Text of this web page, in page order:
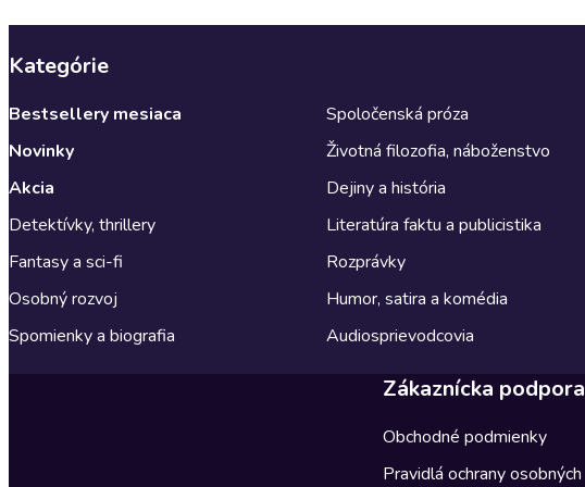
Kategórie
Bestsellery mesiaca
Novinky
Akcia
Detektívky, thrillery
Fantasy a sci-fi
Osobný rozvoj
Spomienky a biografia
Spoločenská próza
Životná filozofia, náboženstvo
Dejiny a história
Literatúra faktu a publicistika
Rozprávky
Humor, satira a komédia
Audiosprievodcovia
Zákaznícka podpora
Obchodné podmienky
Pravidlá ochrany osobných